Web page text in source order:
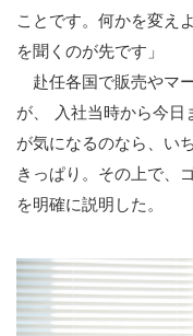
ことです。何かを変え
を聞くのが先です」
赴任各国で販売やマ
が、 入社当時から今日
が気になるのなら、い
きっぱり。その上で、
を明確に説明した。